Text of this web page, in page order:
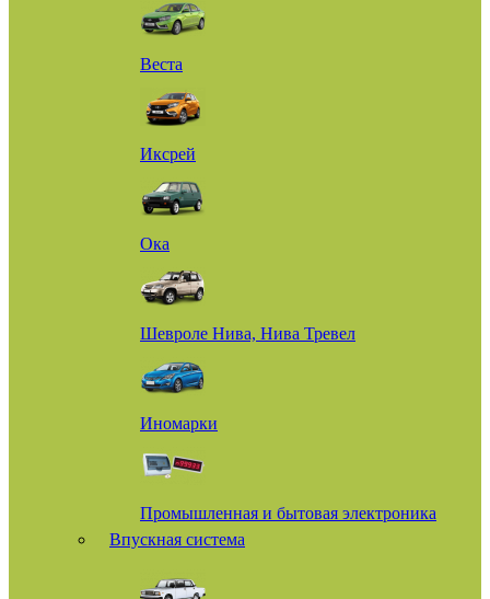
Веста
Иксрей
Ока
Шевроле Нива, Нива Тревел
Иномарки
Промышленная и бытовая электроника
Впускная система